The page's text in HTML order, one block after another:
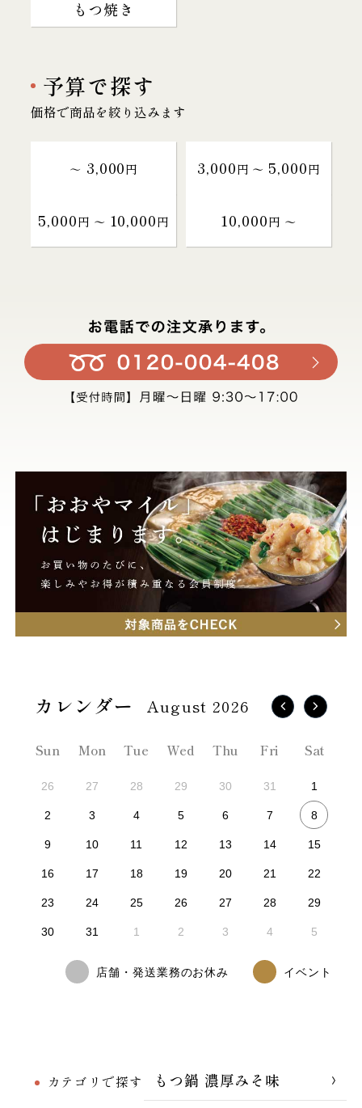
もつ焼き
予算で探す
価格で商品を絞り込みます
～ 3,000円 3,000円 〜 5,000円
5,000円 〜 10,000円 10,000円 〜
カテゴリで探す
もつ鍋 濃厚みそ味
August 2026
Sun Mon Tue Wed Thu Fri Sat
26 27 28 29 30 31 1
2 3 4 5 6 7 8
9 10 11 12 13 14 15
16 17 18 19 20 21 22
23 24 25 26 27 28 29
30 31 1 2 3 4 5
店舗・発送業務のお休み イベント